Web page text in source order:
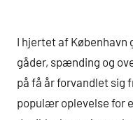
I hjertet af København
gåder, spænding og
på få år forvandlet sig
populær oplevelse for